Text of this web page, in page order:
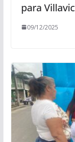
para
09/12/2025